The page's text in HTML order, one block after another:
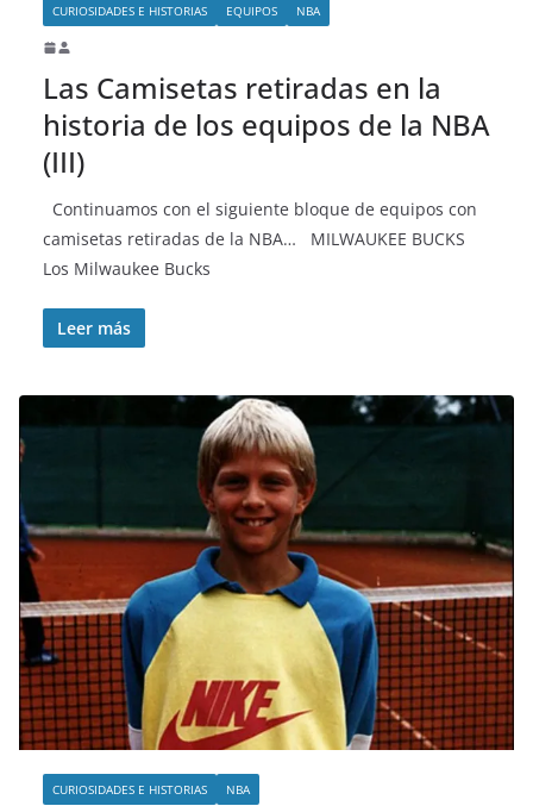
CURIOSIDADES E HISTORIAS EQUIPOS NBA
Las Camisetas retiradas en la
historia de los equipos de la NBA
(III)
Continuamos con el siguiente bloque de equipos con
camisetas retiradas de la NBA… MILWAUKEE BUCKS
Los Milwaukee Bucks
Leer más
CURIOSIDADES E HISTORIAS NBA